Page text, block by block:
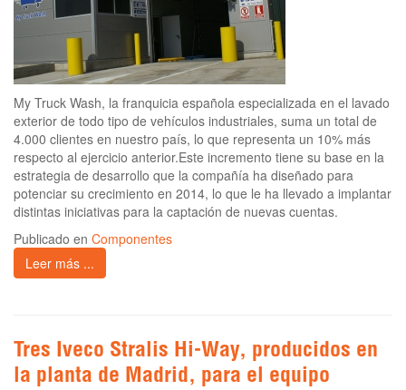
My Truck Wash, la franquicia española especializada en el lavado
exterior de todo tipo de vehículos industriales, suma un total de
4.000 clientes en nuestro país, lo que representa un 10% más
respecto al ejercicio anterior.Este incremento tiene su base en la
estrategia de desarrollo que la compañía ha diseñado para
potenciar su crecimiento en 2014, lo que le ha llevado a implantar
distintas iniciativas para la captación de nuevas cuentas.
Publicado en Componentes
Leer más ...
Tres Iveco Stralis Hi-Way, producidos en
la planta de Madrid, para el equipo